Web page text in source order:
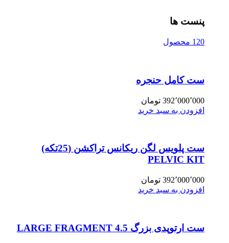
پنست ها
120 محصول
ست کامل حنجره
392٬000٬000 تومان
افزودن به سبد خرید
ست پلویس لگن ریکانس تراکشن (25تکه)
PELVIC KIT
392٬000٬000 تومان
افزودن به سبد خرید
ست ارتوپدی بزرگ 4.5 LARGE FRAGMENT